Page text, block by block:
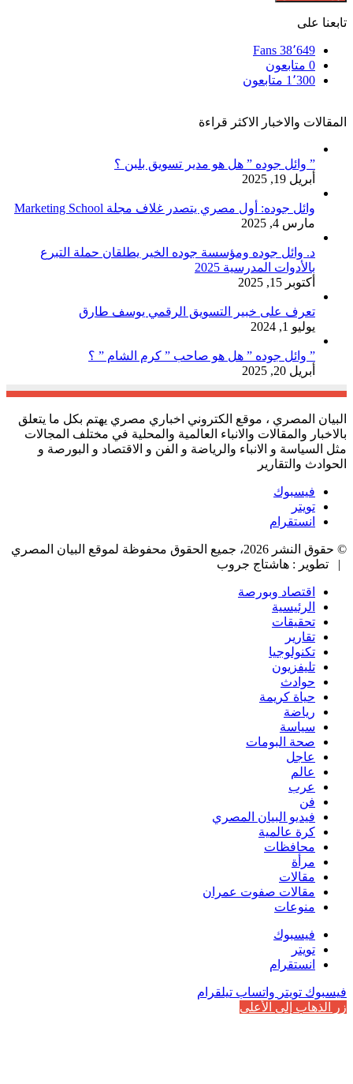
تابعنا على
38٬649 Fans
0 متابعون
1٬300 متابعون
المقالات والاخبار الاكثر قراءة
” وائل جوده ” هل هو مدير تسويق بلبن ؟
أبريل 19, 2025
وائل جوده: أول مصري يتصدر غلاف مجلة Marketing School
مارس 4, 2025
د. وائل جوده ومؤسسة جوده الخير يطلقان حملة التبرع
بالأدوات المدرسية 2025
أكتوبر 15, 2025
تعرف على خبير التسويق الرقمي يوسف طارق
يوليو 1, 2024
” وائل جوده ” هل هو صاحب ” كرم الشام ” ؟
أبريل 20, 2025
البيان المصري ، موقع الكتروني اخباري مصري يهتم بكل ما يتعلق
بالاخبار والمقالات والانباء العالمية والمحلية في مختلف المجالات
مثل السياسة و الانباء والرياضة و الفن و الاقتصاد و البورصة و
الحوادث والتقارير
فيسبوك
تويتر
انستقرام
© حقوق النشر 2026، جميع الحقوق محفوظة لموقع البيان المصري
| تطوير : هاشتاج جروب
اقتصاد وبورصة
الرئيسية
تحقيقات
تقارير
تكنولوجيا
تليفزيون
حوادث
حياة كريمة
رياضة
سياسة
صحة البومات
عاجل
عالم
عرب
فن
فيديو البيان المصري
كرة عالمية
محافظات
مرأة
مقالات
مقالات صفوت عمران
منوعات
فيسبوك
تويتر
انستقرام
فيسبوك تويتر واتساب تيلقرام
زر الذهاب إلى الأعلى